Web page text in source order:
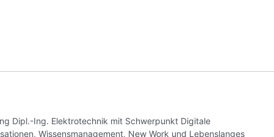
Dipl.-Ing. Elektrotechnik mit Schwerpunkt Digitale
Wissensmanagement, New Work und Lebenslanges